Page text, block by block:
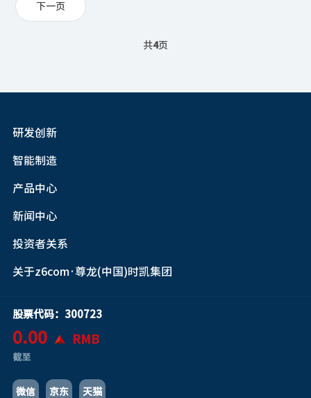
下一页
共4页
研发创新
智能制造
产品中心
新闻中心
投资者关系
关于z6com·尊龙(中国)时凯集团
股票代码：300723
0.00 RMB
截至
微信 京东 天猫